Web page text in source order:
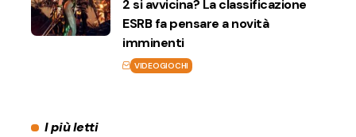
2 si avvicina? La classificazione
ESRB fa pensare a novità
imminenti
VIDEOGIOCHI
I più letti